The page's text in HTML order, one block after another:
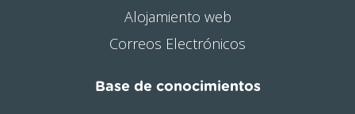
Alojamiento web
Correos Electrónicos
Base de conocimientos